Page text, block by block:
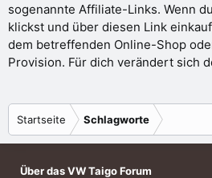
sogenannte Affiliate-Links. Wenn
klickst und über diesen Link
dem betreffenden Online-Shop
Provision. Für dich verändert sich
Startseite Schlagworte
Über das VW Taigo Forum